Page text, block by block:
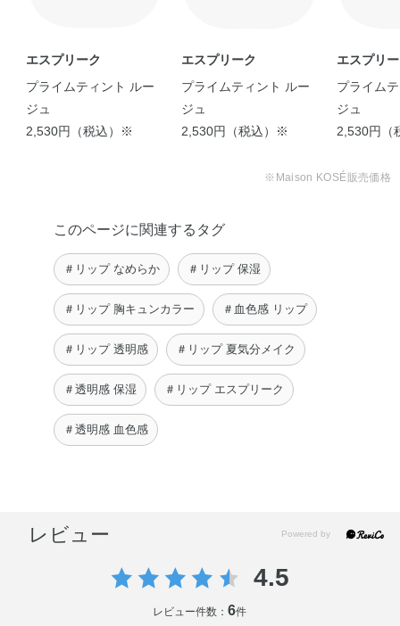
テアリン酸デキストリン・クエン酸・ジメチコン・スクワ
ラン・トリイソステアリン酸イソプロピルチタン・ハイド
化鉄・硫酸Ba・黄4・赤202・赤218
エスプリーク
プライムティント ルー
ジュ
2,530円（税込）※
エスプリーク
プライムティント ルー
ジュ
2,530円（税込）※
エスプリ
プライム
ジュ
2,530円（
※Maison KOSÉ販売価格
このページに関連するタグ
＃リップ なめらか ＃リップ 保湿
＃リップ 胸キュンカラー ＃血色感 リップ
＃リップ 透明感 ＃リップ 夏気分メイク
＃透明感 保湿 ＃リップ エスプリーク
＃透明感 血色感
レビュー
4.5
レビュー件数：6件